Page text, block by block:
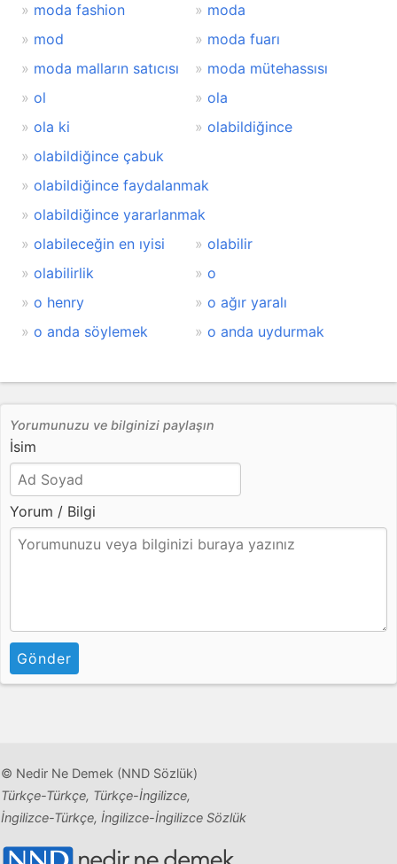
moda fashion
moda
mod
moda fuarı
moda malların satıcısı
moda mütehassısı
ol
ola
ola ki
olabildiğince
olabildiğince çabuk
olabildiğince faydalanmak
olabildiğince yararlanmak
olabileceğin en ıyisi
olabilir
olabilirlik
o
o henry
o ağır yaralı
o anda söylemek
o anda uydurmak
Yorumunuzu ve bilginizi paylaşın
İsim
Yorum / Bilgi
Gönder
© Nedir Ne Demek (NND Sözlük)
Türkçe-Türkçe, Türkçe-İngilizce,
İngilizce-Türkçe, İngilizce-İngilizce Sözlük